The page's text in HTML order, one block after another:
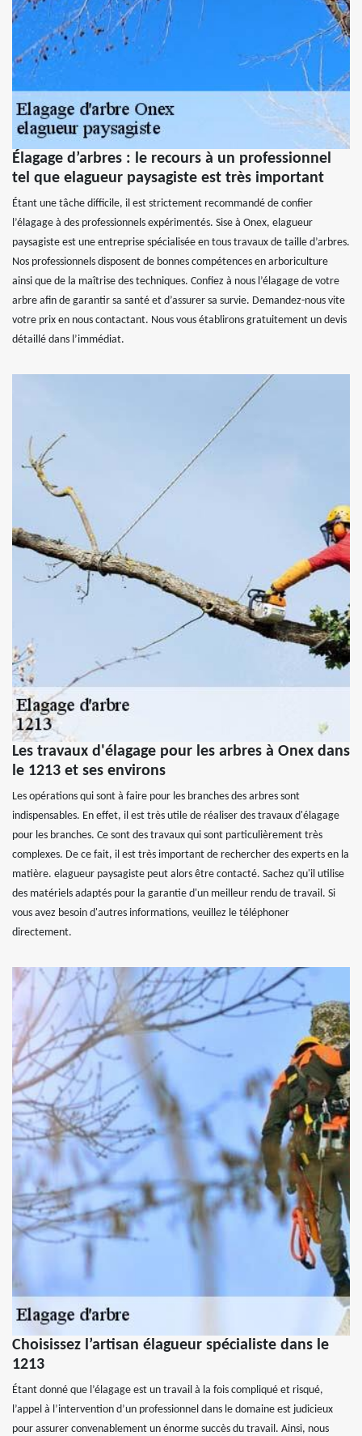
Élagage d’arbres : le recours à un professionnel
tel que elagueur paysagiste est très important
Étant une tâche difficile, il est strictement recommandé de confier
l’élagage à des professionnels expérimentés. Sise à Onex, elagueur
paysagiste est une entreprise spécialisée en tous travaux de taille d’arbres.
Nos professionnels disposent de bonnes compétences en arboriculture
ainsi que de la maîtrise des techniques. Confiez à nous l’élagage de votre
arbre afin de garantir sa santé et d’assurer sa survie. Demandez-nous vite
votre prix en nous contactant. Nous vous établirons gratuitement un devis
détaillé dans l’immédiat.
Les travaux d'élagage pour les arbres à Onex dans
le 1213 et ses environs
Les opérations qui sont à faire pour les branches des arbres sont
indispensables. En effet, il est très utile de réaliser des travaux d'élagage
pour les branches. Ce sont des travaux qui sont particulièrement très
complexes. De ce fait, il est très important de rechercher des experts en la
matière. elagueur paysagiste peut alors être contacté. Sachez qu'il utilise
des matériels adaptés pour la garantie d'un meilleur rendu de travail. Si
vous avez besoin d'autres informations, veuillez le téléphoner
directement.
Choisissez l’artisan élagueur spécialiste dans le
1213
Étant donné que l’élagage est un travail à la fois compliqué et risqué,
l’appel à l’intervention d’un professionnel dans le domaine est judicieux
pour assurer convenablement un énorme succès du travail. Ainsi, nous